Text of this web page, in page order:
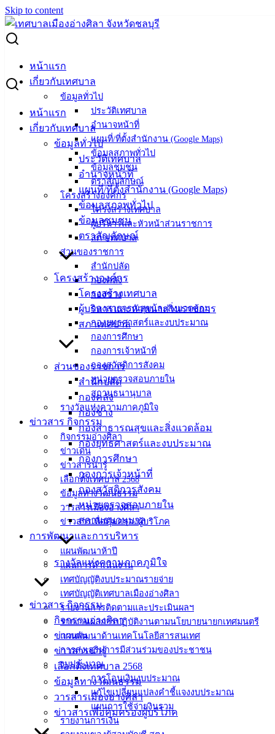
Skip to content
หน้าแรก
เกี่ยวกับเทศบาล
ข้อมูลทั่วไป
ประวัติเทศบาล
อำนาจหน้าที่
แผนที่/ที่ตั้งสำนักงาน (Google Maps)
ข้อมูลสภาพทั่วไป
ข้อมูลชุมชน
ตราสัญลักษณ์
โครงสร้างองค์กร
โครงสร้างเทศบาล
ผู้บริหารและหัวหน้าส่วนราชการ
สภาเทศบาล
ส่วนของราชการ
สำนักปลัด
กองคลัง
กองช่าง
กองสาธารณสุขและสิ่งแวดล้อม
กองยุทธศาสตร์และงบประมาณ
กองการศึกษา
กองการเจ้าหน้าที่
กองสวัสดิการสังคม
หน่วยตรวจสอบภายใน
สถานธนานุบาล
รางวัลแห่งความภาคภูมิใจ
ข่าวสาร กิจกรรม
กิจกรรมอ่างศิลา
ข่าวเด่น
ข่าวสารน่ารู้
เลือกตั้งเทศบาล 2568
ข้อมูลทางวัฒนธรรม
วารสารเมืองอ่างศิลา
ข่าวสารเพื่อคุ้มครองผู้บริโภค
การพัฒนาและการบริหาร
แผนพัฒนาห้าปี
แผนการดำเนินงาน
เทศบัญญัติงบประมาณรายจ่าย
เทศบัญญัติเทศบาลเมืองอ่างศิลา
รายงานการติดตามและประเมินผลฯ
รายงานผลการปฏิบัติงานตามนโยบายนายกเทศมนตรี
แผนพัฒนาด้านเทคโนโลยีสารสนเทศ
การส่งเสริมการมีส่วนร่วมของประชาชน
งบประมาณ
การโอนเงินงบประมาณ
แก้ไขเปลี่ยนแปลงคำชี้แจงงบประมาณ
แผนการใช้จ่ายงินรวม
รายงานการเงิน
หน้าแรก
เกี่ยวกับเทศบาล
ข้อมูลทั่วไป
ประวัติเทศบาล
อำนาจหน้าที่
แผนที่/ที่ตั้งสำนักงาน (Google Maps)
ข้อมูลสภาพทั่วไป
ข้อมูลชุมชน
ตราสัญลักษณ์
โครงสร้างองค์กร
โครงสร้างเทศบาล
ผู้บริหารและหัวหน้าส่วนราชการ
สภาเทศบาล
ส่วนของราชการ
สำนักปลัด
กองคลัง
กองช่าง
กองสาธารณสุขและสิ่งแวดล้อม
กองยุทธศาสตร์และงบประมาณ
กองการศึกษา
กองการเจ้าหน้าที่
กองสวัสดิการสังคม
หน่วยตรวจสอบภายใน
สถานธนานุบาล
รางวัลแห่งความภาคภูมิใจ
ข่าวสาร กิจกรรม
กิจกรรมอ่างศิลา
ข่าวเด่น
ข่าวสารน่ารู้
เลือกตั้งเทศบาล 2568
ข้อมูลทางวัฒนธรรม
วารสารเมืองอ่างศิลา
ข่าวสารเพื่อคุ้มครองผู้บริโภค
Search for:
ผู้ชนะการเสนอราคา ซื้ออาหารเสริม (นม) โรงเรียน ภาคเรียนที่
1/2567
ผู้ชนะการเสนอราคา ซื้ออาหารเสริม (นม)
โรงเรียน ภาคเรียนที่ 1/2567
มิถุนายน 10, 2024มิถุนายน 15, 2024
ประกาศผู้ชนะ
ซื้ออาหารเสริม (นม) โรงเรียนดาวน์โหลด
เทศบาล
เมืองอ่าง
เทศบาลเมือง
อ.เมือง จ.ชลบุรี
20000
142-100-104
บริการ
ประชาชน
ดาวน์โหลด
แบบ
ฟอร์ม,
เอกสาร
คู่มือ
สำหรับ
ประชาชน/
คู่มือการ
ปฏิบัติ
งาน
ข่าวสาร
น่ารู้
ศุนย์